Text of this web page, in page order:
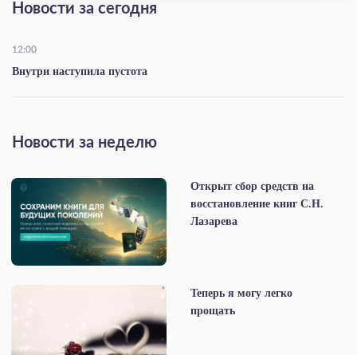
Новости за сегодня
12:00
Внутри наступила пустота
Новости за неделю
Открыт сбор средств на
восстановление книг С.Н.
Лазарева
Теперь я могу легко
прощать